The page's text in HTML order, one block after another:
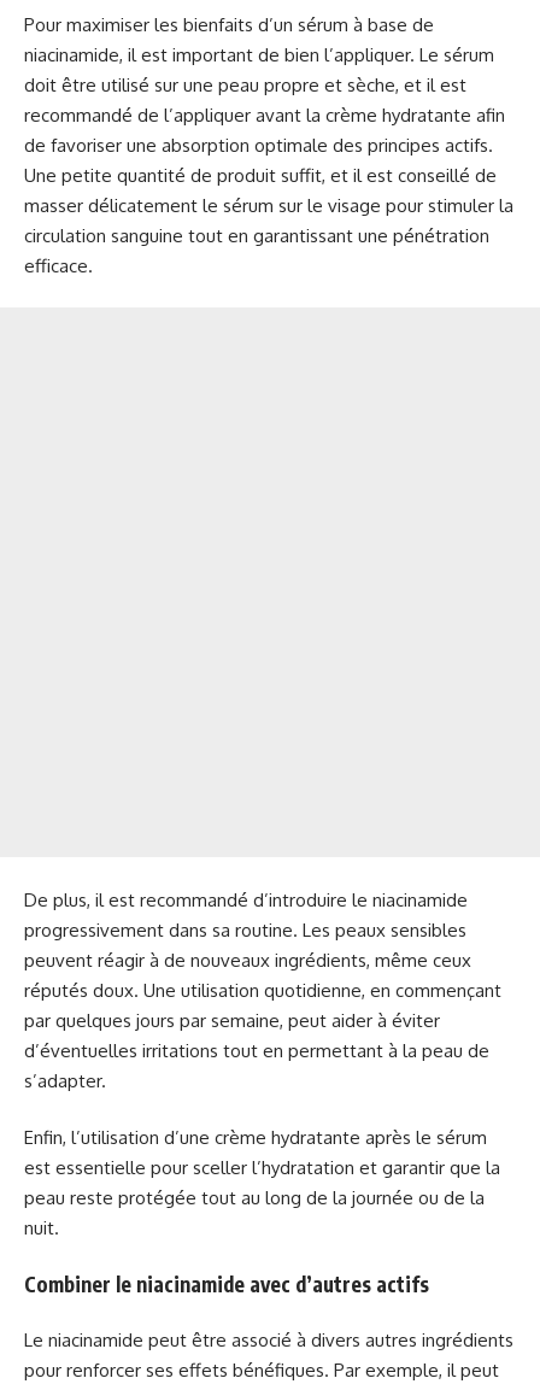
Pour maximiser les bienfaits d’un sérum à base de
niacinamide, il est important de bien l’appliquer. Le sérum
doit être utilisé sur une peau propre et sèche, et il est
recommandé de l’appliquer avant la crème hydratante afin
de favoriser une absorption optimale des principes actifs.
Une petite quantité de produit suffit, et il est conseillé de
masser délicatement le sérum sur le visage pour stimuler la
circulation sanguine tout en garantissant une pénétration
efficace.
De plus, il est recommandé d’introduire le niacinamide
progressivement dans sa routine. Les peaux sensibles
peuvent réagir à de nouveaux ingrédients, même ceux
réputés doux. Une utilisation quotidienne, en commençant
par quelques jours par semaine, peut aider à éviter
d’éventuelles irritations tout en permettant à la peau de
s’adapter.
Enfin, l’utilisation d’une crème hydratante après le sérum
est essentielle pour sceller l’hydratation et garantir que la
peau reste protégée tout au long de la journée ou de la
nuit.
Combiner le niacinamide avec d’autres actifs
Le niacinamide peut être associé à divers autres ingrédients
pour renforcer ses effets bénéfiques. Par exemple, il peut